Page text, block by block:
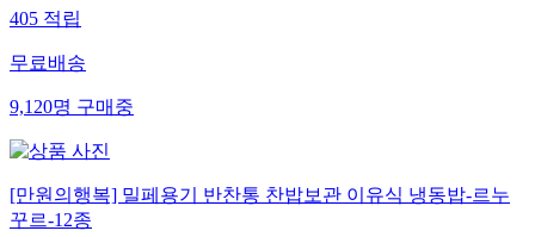
405 적립
무료배송
9,120명 구매중
[만원의행복] 밀페용기 반찬통 찬밥보관 이유식 냉동밥-르누
꾸르-12종